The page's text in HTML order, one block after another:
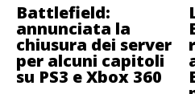
Battlefield:
annunciata la
chiusura dei server
per alcuni capitoli
su PS3 e Xbox 360